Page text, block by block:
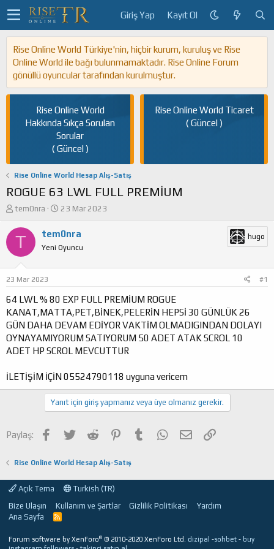
Giriş Yap Kayıt Ol
Rise Online World Türkiye'nin, hiçbir kurum, kuruluş ve Rise
Online World ile bağı bulunmamaktadır. Rise Online Forum
gönüllü oyuncular tarafından kurulmuştur.
Rise Online World
Hakkında Sıkça Sorulan
Sorular
( Güncel )
Rise Online World Ticaret
( Güncel )
Rise Online World Hesap Alış-Satış
ROGUE 63 LWL FULL PREMİUM
K
n
ş
l
a
t
a
n
tem0nra
B
ş
a
ç
t
a
r
i
h
23 Mar 2023
T tem0nra
Yeni Oyuncu
hugo
23 Mar 2023 #1
64 LWL % 80 EXP FULL PREMİUM ROGUE
KANAT,MATTA,PET,BİNEK,PELERİN HEPSİ 30 GÜNLÜK 26
GÜN DAHA DEVAM EDİYOR VAKTİM OLMADIGINDAN DOLAYI
OYNAYAMIYORUM SATIYORUM 50 ADET ATAK SCROL 10
ADET HP SCROL MEVCUTTUR
İLETİŞİM İÇİN 05524790118 uyguna vericem
Yanıt için giriş yapmanız veya üye olmanız gerekir.
Paylaş: Facebook
TwitterReddit PinterestTumblrWhatsApp
E-postaLink
Rise Online World Hesap Alış-Satış
Açık Tema
Turkish (TR)
Bize Ulaşın
Kullanım ve Şartlar Gizlilik Politikası
Yardım
Ana Sayfa
R
Forum software by XenForo® © 2010-2020 XenForo Ltd. dizipal -sohbet - buy